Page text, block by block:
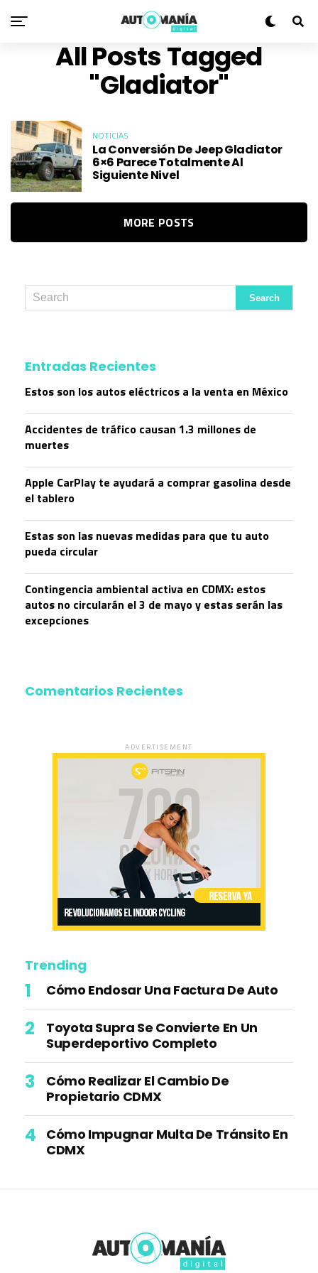
All Posts Tagged
"gladiator"
NOTICIAS
La Conversión De Jeep Gladiator
6×6 Parece Totalmente Al
Siguiente Nivel
MORE POSTS
Entradas Recientes
Estos son los autos eléctricos a la venta en México
Accidentes de tráfico causan 1.3 millones de
muertes
Apple CarPlay te ayudará a comprar gasolina desde
el tablero
Estas son las nuevas medidas para que tu auto
pueda circular
Contingencia ambiental activa en CDMX: estos
autos no circularán el 3 de mayo y estas serán las
excepciones
Comentarios Recientes
ADVERTISEMENT
Trending
Cómo Endosar Una Factura De Auto
Toyota Supra Se Convierte En Un
Superdeportivo Completo
Cómo Realizar El Cambio De
Propietario CDMX
Cómo Impugnar Multa De Tránsito En
CDMX